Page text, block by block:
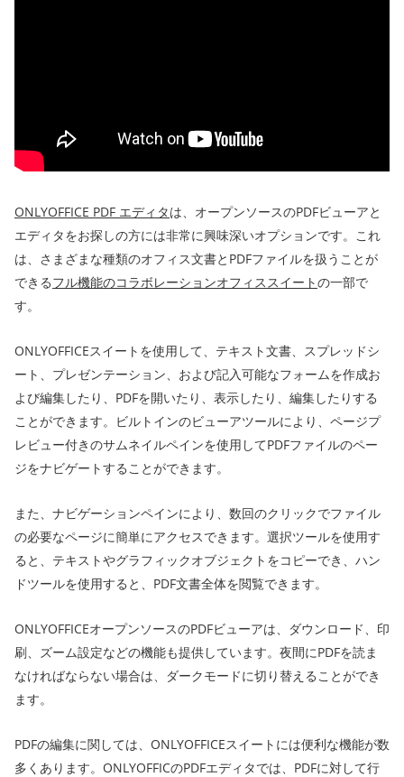
ONLYOFFICE PDF エディタは、オープンソースのPDFビューアと
エディタをお探しの方には非常に興味深いオプションです。これ
は、さまざまな種類のオフィス文書とPDFファイルを扱うことが
できるフル機能のコラボレーションオフィススイートの一部で
す。
ONLYOFFICEスイートを使用して、テキスト文書、スプレッドシ
ート、プレゼンテーション、および記入可能なフォームを作成お
よび編集したり、PDFを開いたり、表示したり、編集したりする
ことができます。ビルトインのビューアツールにより、ページプ
レビュー付きのサムネイルペインを使用してPDFファイルのペー
ジをナビゲートすることができます。
また、ナビゲーションペインにより、数回のクリックでファイル
の必要なページに簡単にアクセスできます。選択ツールを使用す
ると、テキストやグラフィックオブジェクトをコピーでき、ハン
ドツールを使用すると、PDF文書全体を閲覧できます。
ONLYOFFICEオープンソースのPDFビューアは、ダウンロード、印
刷、ズーム設定などの機能も提供しています。夜間にPDFを読ま
なければならない場合は、ダークモードに切り替えることができ
ます。
PDFの編集に関しては、ONLYOFFICEスイートには便利な機能が数
多くあります。ONLYOFFICのPDFエディタでは、PDFに対して行